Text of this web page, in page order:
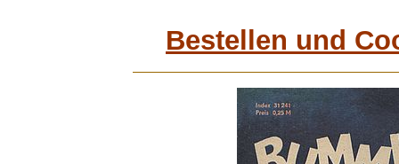
Bestellen und